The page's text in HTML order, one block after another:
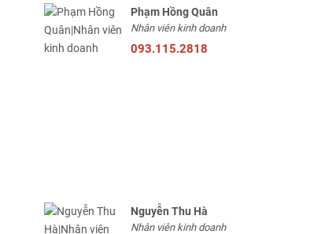
Phạm Hồng Quân
Nhân viên kinh doanh
093.115.2818
Nguyễn Thu Hà
Nhân viên kinh doanh